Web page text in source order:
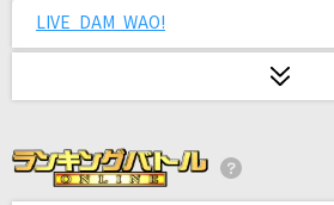
[生音]Happiness
[生音]駅
ヒトリゴト
LIVE DAM WAO!